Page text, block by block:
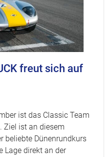
freut sich auf
ist das Classic Team
Ziel ist an diesem
beliebte Dünenrundkurs
Lage direkt an der